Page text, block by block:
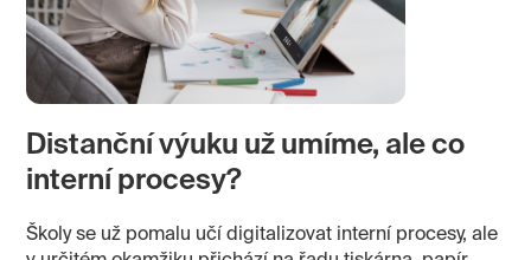
Distanční výuku už umíme, ale co
interní procesy?
Školy se už pomalu učí digitalizovat interní procesy, ale